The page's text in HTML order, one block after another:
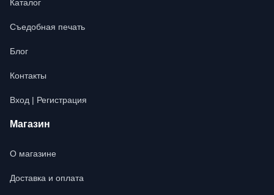
Каталог
Съедобная печать
Блог
Контакты
Вход | Регистрация
Магазин
О магазине
Доставка и оплата